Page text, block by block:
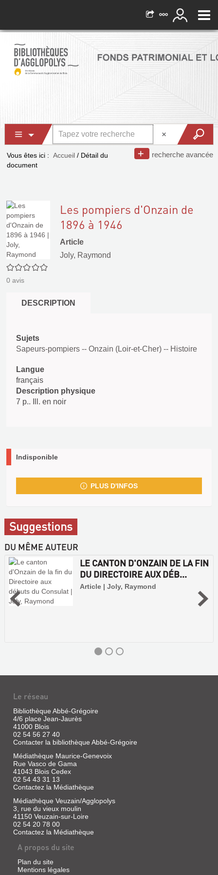
recherche avancée
Vous êtes ici : Accueil / Détail du
document
0/5
0 avis
Les pompiers d'Onzain de
1896 à 1946
Article
Joly, Raymond
DESCRIPTION
Sujets
Sapeurs-pompiers -- Onzain (Loir-et-Cher) -- Histoire
Langue
français
Description physique
7 p.. Ill. en noir
Indisponible
PLUS D'INFOS
Suggestions
DU MÊME AUTEUR
LE CANTON D'ONZAIN DE LA FIN
DU DIRECTOIRE AUX DÉB...
Article | Joly, Raymond
LE
CANTON
D'ONZAIN
DE
FIN
Le réseau
Bibliothèque Abbé-Grégoire
4/6 place Jean-Jaurès
41000 Blois
02 54 56 27 40
Contacter la bibliothèque Abbé-Grégoire
Médiathèque Maurice-Genevoix
Rue Vasco de Gama
41043 Blois Cedex
02 54 43 31 13
Contactez la Médiathèque
Médiathèque Veuzain/Agglopolys
3, rue du vieux moulin
41150 Veuzain-sur-Loire
02 54 20 78 00
Contactez la Médiathèque
A propos du site
Plan du site
Mentions légales